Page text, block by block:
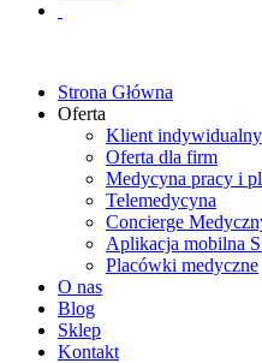
Strona Główna
Oferta
Klient indywidualny
Oferta dla firm
Medycyna pracy i
Telemedycyna
Concierge
Aplikacja mobilna
Placówki medyczne
O nas
Blog
Sklep
Kontakt